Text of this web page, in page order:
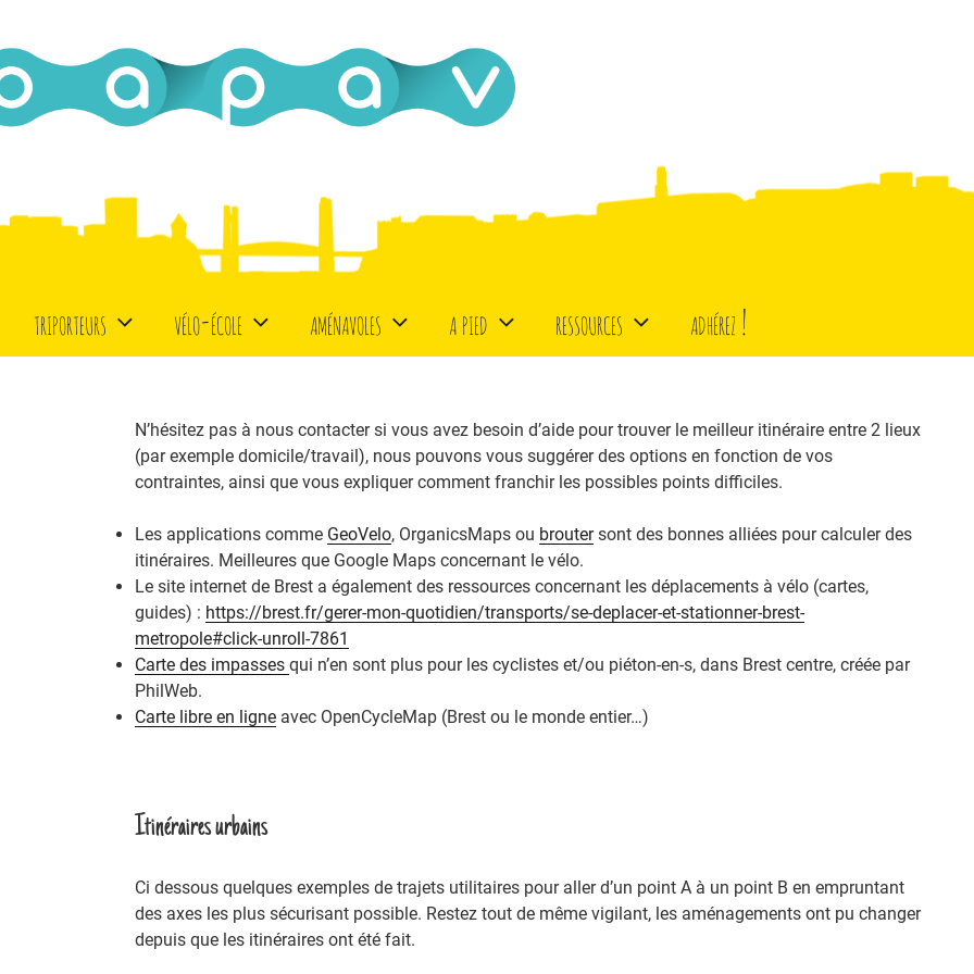
triporteurs vélo-école aménavoles a pied ressources adhérez !
N’hésitez pas à nous contacter si vous avez besoin d’aide pour trouver le meilleur itinéraire entre 2 lieux
(par exemple domicile/travail), nous pouvons vous suggérer des options en fonction de vos
contraintes, ainsi que vous expliquer comment franchir les possibles points difficiles.
Les applications comme GeoVelo, OrganicsMaps ou broutersont des bonnes alliées pour calculer des
itinéraires. Meilleures que Google Maps concernant le vélo.
Le site internet de Brest a également des ressources concernant les déplacements à vélo (cartes,
guides) : https://brest.fr/gerer-mon-quotidien/transports/se-deplacer-et-stationner-brest-
metropole#click-unroll-7861
Carte des impassesqui n’en sont plus pour les cyclistes et/ou piéton-en-s, dans Brest centre, créée par
PhilWeb.
Carte libre en ligne avec OpenCycleMap (Brest ou le monde entier…)
Itinéraires urbains
Ci dessous quelques exemples de trajets utilitaires pour aller d’un point A à un point B en empruntant
des axes les plus sécurisant possible. Restez tout de même vigilant, les aménagements ont pu changer
depuis que les itinéraires ont été fait.